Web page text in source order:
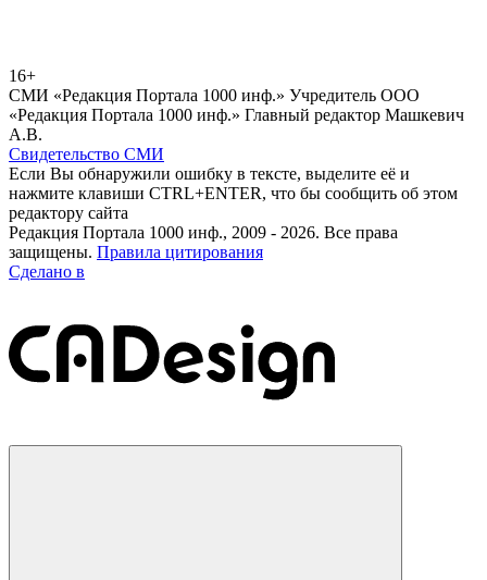
16+
СМИ «Редакция Портала 1000 инф.» Учредитель ООО
«Редакция Портала 1000 инф.» Главный редактор Машкевич
А.В.
Свидетельство СМИ
Если Вы обнаружили ошибку в тексте, выделите её и
нажмите клавиши CTRL+ENTER, что бы сообщить об этом
редактору сайта
Редакция Портала 1000 инф., 2009 - 2026. Все права
защищены. Правила цитирования
Сделано в